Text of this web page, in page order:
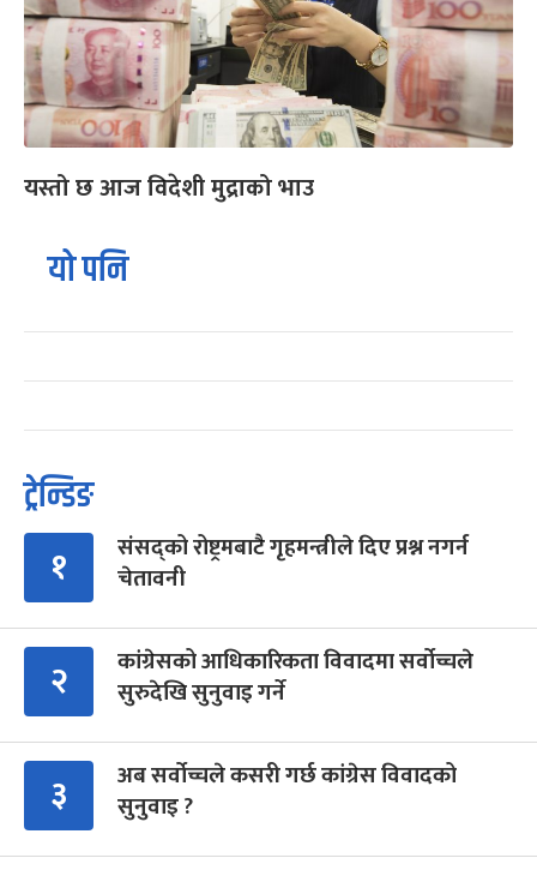
यस्तो छ आज विदेशी मुद्राको भाउ
यो पनि
ट्रेन्डिङ
१
संसद्को रोष्ट्रमबाटै गृहमन्त्रीले दिए प्रश्न नगर्न
चेतावनी
२
कांग्रेसको आधिकारिकता विवादमा सर्वोच्चले
सुरुदेखि सुनुवाइ गर्ने
३
अब सर्वोच्चले कसरी गर्छ कांग्रेस विवादको
सुनुवाइ ?